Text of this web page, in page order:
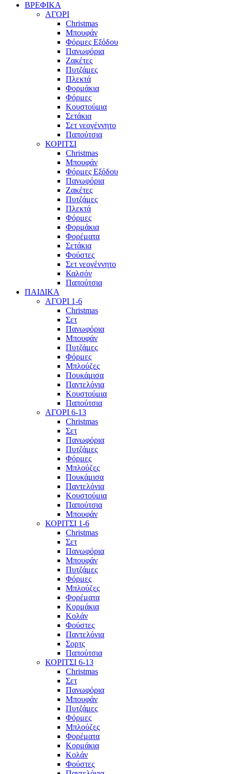
ΒΡΕΦΙΚΑ
ΑΓΟΡΙ
Christmas
Μπουφάν
Φόρμες Εξόδου
Πανωφόρια
Ζακέτες
Πυτζάμες
Πλεκτά
Φορμάκια
Φόρμες
Κουστούμια
Σετάκια
Σετ νεογέννητο
Παπούτσια
ΚΟΡΙΤΣΙ
Christmas
Μπουφάν
Φόρμες Εξόδου
Πανωφόρια
Ζακέτες
Πυτζάμες
Πλεκτά
Φόρμες
Φορμάκια
Φορέματα
Σετάκια
Φούστες
Σετ νεογέννητο
Καλσόν
Παπούτσια
ΠΑΙΔΙΚΑ
ΑΓΟΡΙ 1-6
Christmas
Σετ
Πανωφόρια
Μπουφάν
Πυτζάμες
Φόρμες
Μπλούζες
Πουκάμισα
Παντελόνια
Κουστούμια
Παπούτσια
ΑΓΟΡΙ 6-13
Christmas
Σετ
Πανωφόρια
Πυτζάμες
Φόρμες
Μπλούζες
Πουκάμισα
Παντελόνια
Κουστούμια
Παπούτσια
Μπουφάν
ΚΟΡΙΤΣΙ 1-6
Christmas
Σετ
Πανωφόρια
Μπουφάν
Πυτζάμες
Φόρμες
Μπλούζες
Φορέματα
Κορμάκια
Κολάν
Φούστες
Παντελόνια
Σορτς
Παπούτσια
ΚΟΡΙΤΣΙ 6-13
Christmas
Σετ
Πανωφόρια
Μπουφάν
Πυτζάμες
Φόρμες
Μπλούζες
Φορέματα
Κορμάκια
Κολάν
Φούστες